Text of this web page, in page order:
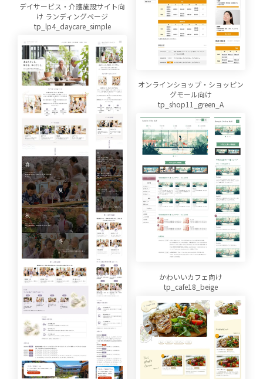
デイサービス・介護施設サイト向
け ランディングページ
tp_lp4_daycare_simple
オンラインショップ・ショッピン
グモール向け
tp_shop11_green_A
かわいいカフェ向け
tp_cafe18_beige